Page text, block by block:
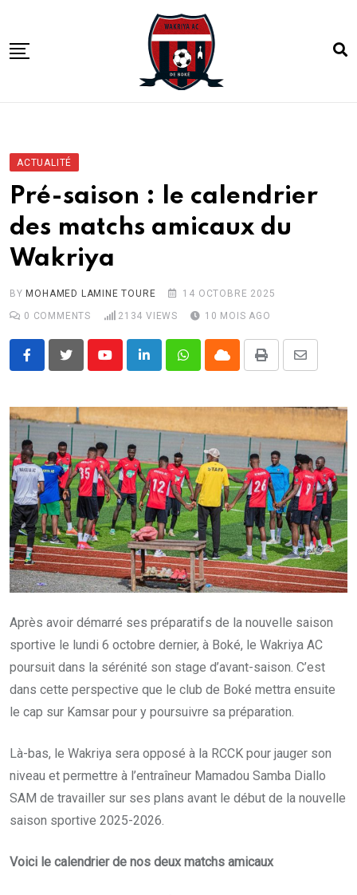
content
COMPETITIONS
CLUB
ACADEMIE
ACTUALITÉ
Pré-saison : le calendrier
des matchs amicaux du
Wakriya
BYMOHAMED LAMINE TOURE
14 OCTOBRE 2025
0 COMMENTS 2134 VIEWS 10 MOIS AGO
YoutubeLinkedInWhatsappCloud Print
Share
Email
Après avoir démarré ses préparatifs de la nouvelle saison
sportive le lundi 6 octobre dernier, à Boké, le Wakriya AC
poursuit dans la sérénité son stage d’avant-saison. C’est
dans cette perspective que le club de Boké mettra ensuite
le cap sur Kamsar pour y poursuivre sa préparation.
Là-bas, le Wakriya sera opposé à la RCCK pour jauger son
niveau et permettre à l’entraîneur Mamadou Samba Diallo
SAM de travailler sur ses plans avant le début de la nouvelle
saison sportive 2025-2026.
Voici le calendrier de nos deux matchs amicaux